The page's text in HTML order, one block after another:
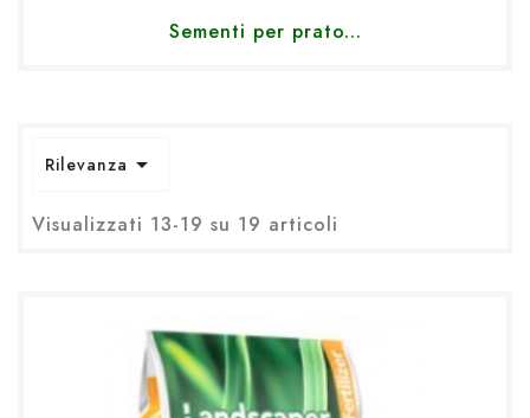
Sementi per prato...
Rilevanza 
Visualizzati 13-19 su 19 articoli